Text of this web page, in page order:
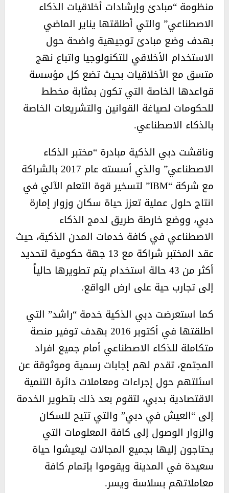
منظومة “مبادئ وإرشادات أخلاقيات الذكاء
الاصطناعي” والتي أطلقتها يناير الماضي
بهدف وضع مبادئ توجيهية واضحة حول
الاستخدام الأخلاقي للتكنولوجيا واتباع نهج
متسق مع الأخلاقيات بحيث تضع كل مؤسسة
قواعدها الخاصة التي تكون بمثابة مخطط
للحكومات لصياغة القوانين والتشريعات الخاصة
بالذكاء الاصطناعي.
وناقشت دبي الذكية مبادرة “مختبر الذكاء
الاصطناعي” والذي أسسته عام 2017 بالشراكة
مع شركة “IBM” لتسخير قوة التعلم الآلي في
انتاج حلول عملية تعزز حياة سكان وزوار إمارة
دبي، ووضع خارطة طريق لدمج الذكاء
الاصطناعي في كافة خدمات المدن الذكية، حيث
عقد المختبر شراكة مع 13 جهة حكومية لتحديد
أكثر من 43 حالة استخدام يتم تطويرها حالياً
إلى تجارب حية على ارض الواقع.
كما استعرضت دبي الذكية خدمة “راشد” التي
اطلقتها في أكتوبر 2016 بهدف توفير منصة
متكاملة للذكاء الاصطناعي أمام جميع افراد
المجتمع، تقدم لهم إجابات رسمية وموثوقة عن
اسئلتهم حول إجراءات ومعاملات دائرة التنمية
الاقتصادية بدبي، لتقوم بعد ذلك بتطوير الخدمة
إلى “العيش في دبي” والتي تتيح للسكان
والزوار الوصول إلى كافة المعلومات التي
يحتاجون إليها بجميع المجالات ليعيشوا حياة
سعيدة في المدينة ويقوموا بإتمام كافة
معاملاتهم بسلاسة ويسر.